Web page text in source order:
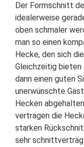
Der Formschnitt
idealerweise
oben schmaler
man so einen
Hecke, den sich
Gleichzeitig bieten
dann einen guten
unerwünschte
Hecken
vertragen die
starken
sehr